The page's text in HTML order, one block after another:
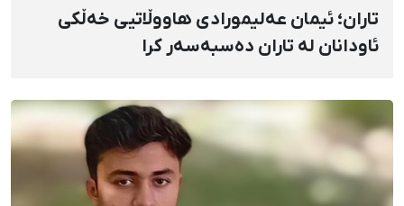
تاران؛ ئیمان عەلیمورادی هاووڵاتیی خەڵكی
ئاودانان لە تاران دەسبەسەر کرا